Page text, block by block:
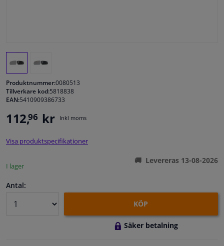
Bilvård & Tillbehör
Verkstad & Verktyg
Husbil, motorcykel, cykel & båt
Produktnummer:0080513
Tillverkare kod:5818838
EAN:5410909386733
112,96 kr Inkl moms
Visa produktspecifikationer
I lager
Levereras 13-08-2026
Antal:
KÖP
Säker betalning